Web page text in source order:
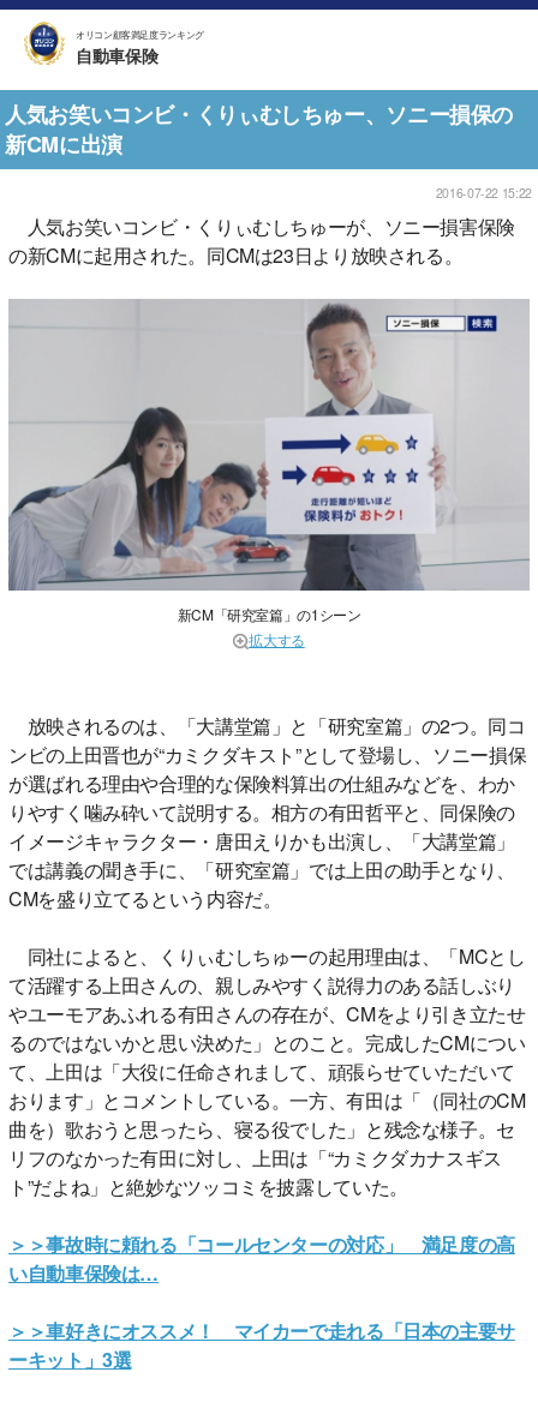
オリコン顧客満足度ランキング
自動車保険
人気お笑いコンビ・くりぃむしちゅー、ソニー損保の
新CMに出演
2016-07-22 15:22
人気お笑いコンビ・くりぃむしちゅーが、ソニー損害保険
の新CMに起用された。同CMは23日より放映される。
新CM「研究室篇」の1シーン
拡大する
放映されるのは、「大講堂篇」と「研究室篇」の2つ。同コ
ンビの上田晋也が“カミクダキスト”として登場し、ソニー損保
が選ばれる理由や合理的な保険料算出の仕組みなどを、わか
りやすく噛み砕いて説明する。相方の有田哲平と、同保険の
イメージキャラクター・唐田えりかも出演し、「大講堂篇」
では講義の聞き手に、「研究室篇」では上田の助手となり、
CMを盛り立てるという内容だ。
同社によると、くりぃむしちゅーの起用理由は、「MCとし
て活躍する上田さんの、親しみやすく説得力のある話しぶり
やユーモアあふれる有田さんの存在が、CMをより引き立たせ
るのではないかと思い決めた」とのこと。完成したCMについ
て、上田は「大役に任命されまして、頑張らせていただいて
おります」とコメントしている。一方、有田は「（同社のCM
曲を）歌おうと思ったら、寝る役でした」と残念な様子。セ
リフのなかった有田に対し、上田は「“カミクダカナスギス
ト”だよね」と絶妙なツッコミを披露していた。
＞＞事故時に頼れる「コールセンターの対応」 満足度の高
い自動車保険は…
＞＞車好きにオススメ！ マイカーで走れる「日本の主要サ
ーキット」3選